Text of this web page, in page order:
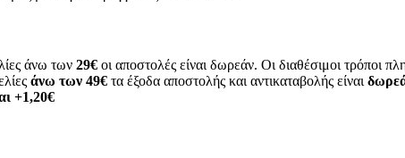
άνω των 29€ οι αποστολές είναι δωρεάν. Οι διαθέσιμοι τρόποι
άνω των 49€ τα έξοδα αποστολής και αντικαταβολής είναι
+1,20€